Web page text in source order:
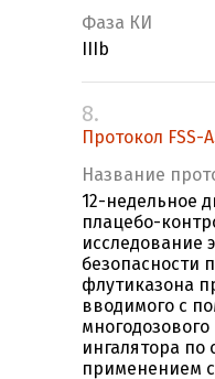
Фаза КИ
IIIb
8.
Протокол FSS-
Название
12-недельное
плацебо-
исследование
безопасности
флутиказона
вводимого с
ингалятора
применением